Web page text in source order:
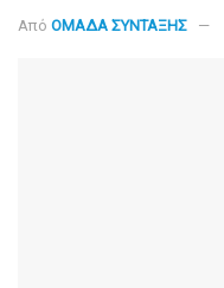
Από ΟΜΑΔΑ ΣΥΝΤΑΞΗΣ